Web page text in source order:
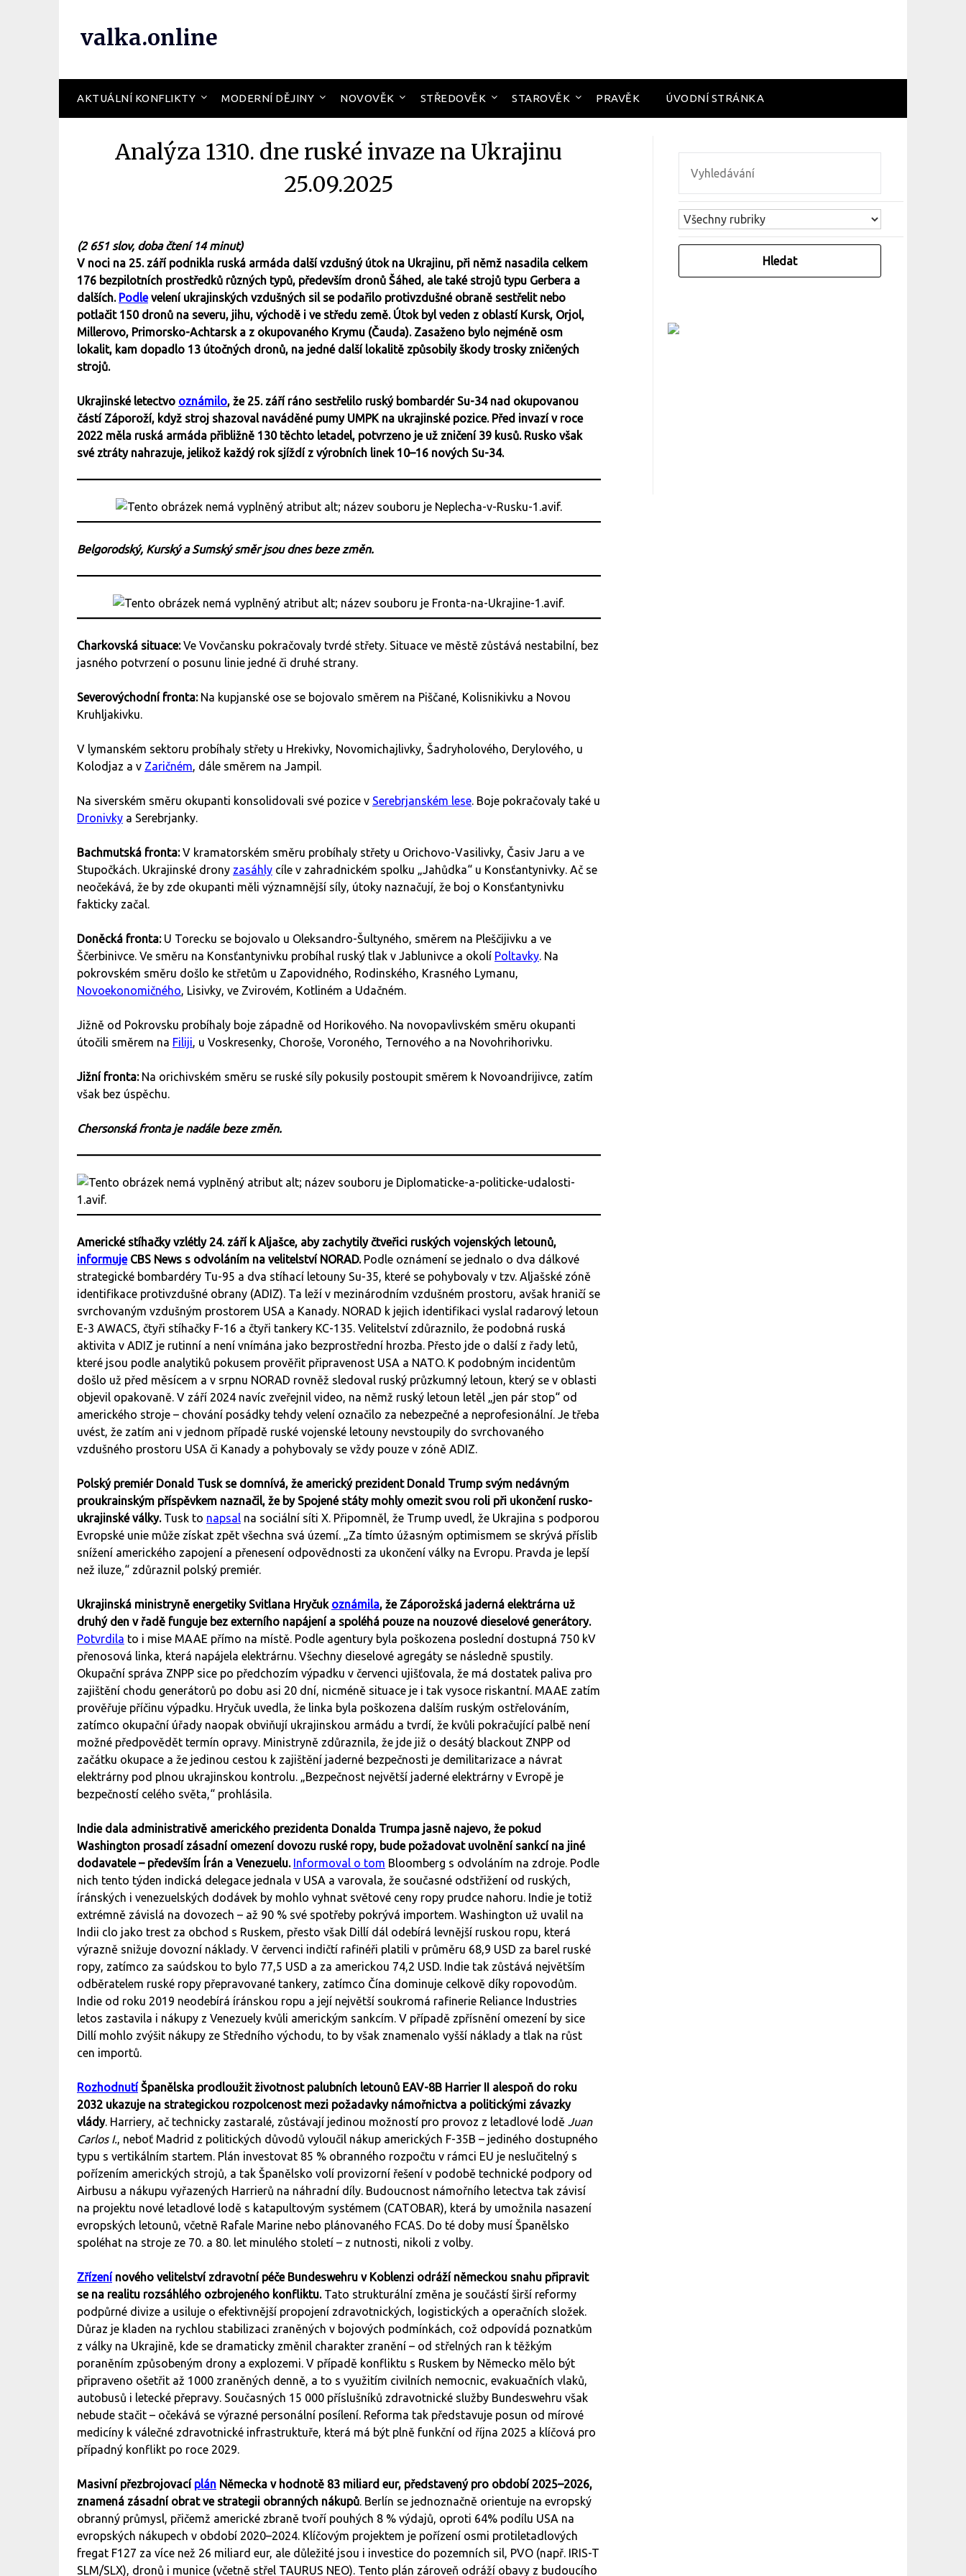
valka.online
AKTUÁLNÍ KONFLIKTY MODERNÍ DĚJINY NOVOVĚK STŘEDOVĚK STAROVĚK PRAVĚK ÚVODNÍ STRÁNKA
Analýza 1310. dne ruské invaze na Ukrajinu
25.09.2025
(2 651 slov, doba čtení 14 minut)
V noci na 25. září podnikla ruská armáda další vzdušný útok na Ukrajinu, při němž nasadila celkem
176 bezpilotních prostředků různých typů, především dronů Šáhed, ale také strojů typu Gerbera a
dalších. Podlevelení ukrajinských vzdušných sil se podařilo protivzdušné obraně sestřelit nebo
potlačit 150 dronů na severu, jihu, východě i ve středu země. Útok byl veden z oblastí Kursk, Orjol,
Millerovo, Primorsko-Achtarsk a z okupovaného Krymu (Čauda). Zasaženo bylo nejméně osm
lokalit, kam dopadlo 13 útočných dronů, na jedné další lokalitě způsobily škody trosky zničených
strojů.
Ukrajinské letectvo oznámilo, že 25. září ráno sestřelilo ruský bombardér Su-34 nad okupovanou
částí Záporoží, když stroj shazoval naváděné pumy UMPK na ukrajinské pozice. Před invazí v roce
2022 měla ruská armáda přibližně 130 těchto letadel, potvrzeno je už zničení 39 kusů. Rusko však
své ztráty nahrazuje, jelikož každý rok sjíždí z výrobních linek 10–16 nových Su-34.
Belgorodský, Kurský a Sumský směr jsou dnes beze změn.
Charkovská situace:Ve Vovčansku pokračovaly tvrdé střety. Situace ve městě zůstává nestabilní, bez
jasného potvrzení o posunu linie jedné či druhé strany.
Severovýchodní fronta: Na kupjanské ose se bojovalo směrem na Piščané, Kolisnikivku a Novou
Kruhljakivku.
V lymanském sektoru probíhaly střety u Hrekivky, Novomichajlivky, Šadryholového, Derylového, u
Kolodjaz a v Zaričném, dále směrem na Jampil.
Na siverském směru okupanti konsolidovali své pozice v Serebrjanském lese. Boje pokračovaly také u
Dronivky a Serebrjanky.
Bachmutská fronta:V kramatorském směru probíhaly střety u Orichovo-Vasilivky, Časiv Jaru a ve
Stupočkách. Ukrajinské drony zasáhly cíle v zahradnickém spolku „Jahůdka“ u Konsťantynivky. Ač se
neočekává, že by zde okupanti měli významnější síly, útoky naznačují, že boj o Konsťantynivku
fakticky začal.
Doněcká fronta: U Torecku se bojovalo u Oleksandro-Šultyného, směrem na Pleščijivku a ve
Ščerbinivce. Ve směru na Konsťantynivku probíhal ruský tlak v Jablunivce a okolí Poltavky. Na
pokrovském směru došlo ke střetům u Zapovidného, Rodinského, Krasného Lymanu,
Novoekonomičného, Lisivky, ve Zvirovém, Kotliném a Udačném.
Jižně od Pokrovsku probíhaly boje západně od Horikového. Na novopavlivském směru okupanti
útočili směrem na Filiji, u Voskresenky, Choroše, Voroného, Ternového a na Novohrihorivku.
Jižní fronta: Na orichivském směru se ruské síly pokusily postoupit směrem k Novoandrijivce, zatím
však bez úspěchu.
Chersonská fronta je nadále beze změn.
Americké stíhačky vzlétly 24. září k Aljašce, aby zachytily čtveřici ruských vojenských letounů,
informujeCBS News s odvoláním na velitelství NORAD. Podle oznámení se jednalo o dva dálkové
strategické bombardéry Tu-95 a dva stíhací letouny Su-35, které se pohybovaly v tzv. Aljašské zóně
identifikace protivzdušné obrany (ADIZ). Ta leží v mezinárodním vzdušném prostoru, avšak hraničí se
svrchovaným vzdušným prostorem USA a Kanady. NORAD k jejich identifikaci vyslal radarový letoun
E-3 AWACS, čtyři stíhačky F-16 a čtyři tankery KC-135. Velitelství zdůraznilo, že podobná ruská
aktivita v ADIZ je rutinní a není vnímána jako bezprostřední hrozba. Přesto jde o další z řady letů,
které jsou podle analytiků pokusem prověřit připravenost USA a NATO. K podobným incidentům
došlo už před měsícem a v srpnu NORAD rovněž sledoval ruský průzkumný letoun, který se v oblasti
objevil opakovaně. V září 2024 navíc zveřejnil video, na němž ruský letoun letěl „jen pár stop“ od
amerického stroje – chování posádky tehdy velení označilo za nebezpečné a neprofesionální. Je třeba
uvést, že zatím ani v jednom případě ruské vojenské letouny nevstoupily do svrchovaného
vzdušného prostoru USA či Kanady a pohybovaly se vždy pouze v zóně ADIZ.
Polský premiér Donald Tusk se domnívá, že americký prezident Donald Trump svým nedávným
proukrainským příspěvkem naznačil, že by Spojené státy mohly omezit svou roli při ukončení rusko-
ukrajinské války. Tusk to napsal na sociální síti X. Připomněl, že Trump uvedl, že Ukrajina s podporou
Evropské unie může získat zpět všechna svá území. „Za tímto úžasným optimismem se skrývá příslib
snížení amerického zapojení a přenesení odpovědnosti za ukončení války na Evropu. Pravda je lepší
než iluze,“ zdůraznil polský premiér.
Ukrajinská ministryně energetiky Svitlana Hryčuk oznámila, že Záporožská jaderná elektrárna už
druhý den v řadě funguje bez externího napájení a spoléhá pouze na nouzové dieselové generátory.
Potvrdila to i mise MAAE přímo na místě. Podle agentury byla poškozena poslední dostupná 750 kV
přenosová linka, která napájela elektrárnu. Všechny dieselové agregáty se následně spustily.
Okupační správa ZNPP sice po předchozím výpadku v červenci ujišťovala, že má dostatek paliva pro
zajištění chodu generátorů po dobu asi 20 dní, nicméně situace je i tak vysoce riskantní. MAAE zatím
prověřuje příčinu výpadku. Hryčuk uvedla, že linka byla poškozena dalším ruským ostřelováním,
zatímco okupační úřady naopak obviňují ukrajinskou armádu a tvrdí, že kvůli pokračující palbě není
možné předpovědět termín opravy. Ministryně zdůraznila, že jde již o desátý blackout ZNPP od
začátku okupace a že jedinou cestou k zajištění jaderné bezpečnosti je demilitarizace a návrat
elektrárny pod plnou ukrajinskou kontrolu. „Bezpečnost největší jaderné elektrárny v Evropě je
bezpečností celého světa,“ prohlásila.
Indie dala administrativě amerického prezidenta Donalda Trumpa jasně najevo, že pokud
Washington prosadí zásadní omezení dovozu ruské ropy, bude požadovat uvolnění sankcí na jiné
dodavatele – především Írán a Venezuelu. Informoval o tom Bloomberg s odvoláním na zdroje. Podle
nich tento týden indická delegace jednala v USA a varovala, že současné odstřižení od ruských,
íránských i venezuelských dodávek by mohlo vyhnat světové ceny ropy prudce nahoru. Indie je totiž
extrémně závislá na dovozech – až 90 % své spotřeby pokrývá importem. Washington už uvalil na
Indii clo jako trest za obchod s Ruskem, přesto však Dillí dál odebírá levnější ruskou ropu, která
výrazně snižuje dovozní náklady. V červenci indičtí rafinéři platili v průměru 68,9 USD za barel ruské
ropy, zatímco za saúdskou to bylo 77,5 USD a za americkou 74,2 USD. Indie tak zůstává největším
odběratelem ruské ropy přepravované tankery, zatímco Čína dominuje celkově díky ropovodům.
Indie od roku 2019 neodebírá íránskou ropu a její největší soukromá rafinerie Reliance Industries
letos zastavila i nákupy z Venezuely kvůli americkým sankcím. V případě zpřísnění omezení by sice
Dillí mohlo zvýšit nákupy ze Středního východu, to by však znamenalo vyšší náklady a tlak na růst
cen importů.
RozhodnutíŠpanělska prodloužit životnost palubních letounů EAV-8B Harrier II alespoň do roku
2032 ukazuje na strategickou rozpolcenost mezi požadavky námořnictva a politickými závazky
vlády. Harriery, ač technicky zastaralé, zůstávají jedinou možností pro provoz z letadlové lodě Juan
Carlos I., neboť Madrid z politických důvodů vyloučil nákup amerických F-35B – jediného dostupného
typu s vertikálním startem. Plán investovat 85 % obranného rozpočtu v rámci EU je neslučitelný s
pořízením amerických strojů, a tak Španělsko volí provizorní řešení v podobě technické podpory od
Airbusu a nákupu vyřazených Harrierů na náhradní díly. Budoucnost námořního letectva tak závisí
na projektu nové letadlové lodě s katapultovým systémem (CATOBAR), která by umožnila nasazení
evropských letounů, včetně Rafale Marine nebo plánovaného FCAS. Do té doby musí Španělsko
spoléhat na stroje ze 70. a 80. let minulého století – z nutnosti, nikoli z volby.
Zřízenínového velitelství zdravotní péče Bundeswehru v Koblenzi odráží německou snahu připravit
se na realitu rozsáhlého ozbrojeného konfliktu.Tato strukturální změna je součástí širší reformy
podpůrné divize a usiluje o efektivnější propojení zdravotnických, logistických a operačních složek.
Důraz je kladen na rychlou stabilizaci zraněných v bojových podmínkách, což odpovídá poznatkům
z války na Ukrajině, kde se dramaticky změnil charakter zranění – od střelných ran k těžkým
poraněním způsobeným drony a explozemi. V případě konfliktu s Ruskem by Německo mělo být
připraveno ošetřit až 1000 zraněných denně, a to s využitím civilních nemocnic, evakuačních vlaků,
autobusů i letecké přepravy. Současných 15 000 příslušníků zdravotnické služby Bundeswehru však
nebude stačit – očekává se výrazné personální posílení. Reforma tak představuje posun od mírové
medicíny k válečné zdravotnické infrastruktuře, která má být plně funkční od října 2025 a klíčová pro
případný konflikt po roce 2029.
Masivní přezbrojovací plán Německa v hodnotě 83 miliard eur, představený pro období 2025–2026,
znamená zásadní obrat ve strategii obranných nákupů. Berlín se jednoznačně orientuje na evropský
obranný průmysl, přičemž americké zbraně tvoří pouhých 8 % výdajů, oproti 64% podílu USA na
evropských nákupech v období 2020–2024. Klíčovým projektem je pořízení osmi protiletadlových
fregat F127 za více než 26 miliard eur, ale důležité jsou i investice do pozemních sil, PVO (např. IRIS-T
SLM/SLX), dronů i munice (včetně střel TAURUS NEO). Tento plán zároveň odráží obavy z budoucího